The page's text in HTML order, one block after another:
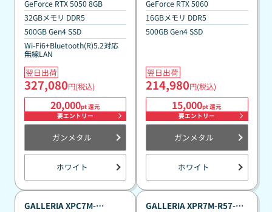
GeForce RTX 5050 8GB
32GBメモリ DDR5
500GB Gen4 SSD
Wi-Fi6+Bluetooth(R)5.2対応
無線LAN
翌日出荷
327,080円(税込)
20,000pt 還元
要エントリー
ガンメタル
ホワイト
GeForce RTX 5060
16GBメモリ DDR5
500GB Gen4 SSD
翌日出荷
214,980円(税込)
15,000pt 還元
要エントリー
ガンメタル
ホワイト
GALLERIA XPC7M-
GALLERIA XPR7M-R57-GD